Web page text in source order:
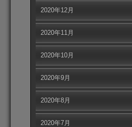
2020年12月
2020年11月
2020年10月
2020年9月
2020年8月
2020年7月